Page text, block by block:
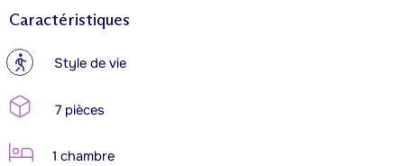
Caractéristiques
? Style de vie
7 pièces
1 chambre